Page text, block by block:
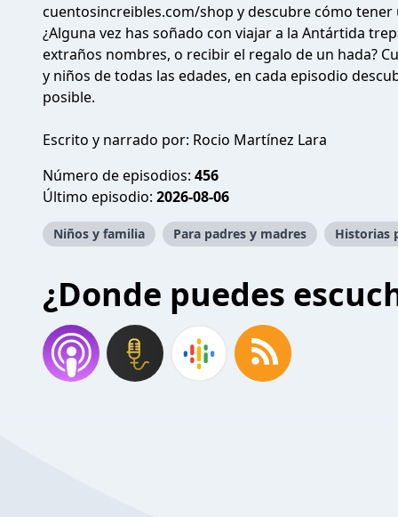
cuentosincreibles.com/shop y descubre cómo
¿Alguna vez has soñado con viajar a la Antártida
extraños nombres, o recibir el regalo de un hada?
y niños de todas las edades, en cada episodio
posible.
Escrito y narrado por: Rocio Martínez Lara
Número de episodios: 456
Último episodio: 2026-08-06
Niños y familia Para padres y madres Historias
¿Donde puedes